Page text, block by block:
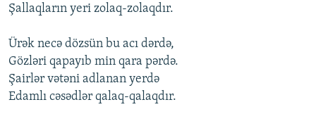
AZADLIQRADIOSU MOBIL TELEFONUNUZDA
BIZIMLƏ ƏLAQƏ
XƏBƏR BÜLLETENLƏRIMIZ
RFE/RL-in bütün saytları
Şallaqların yeri zolaq-zolaqdır.
Ürək necə dözsün bu acı dərdə,
Gözləri qapayıb min qara pərdə.
Şairlər vətəni adlanan yerdə
Edamlı cəsədlər qalaq-qalaqdır.